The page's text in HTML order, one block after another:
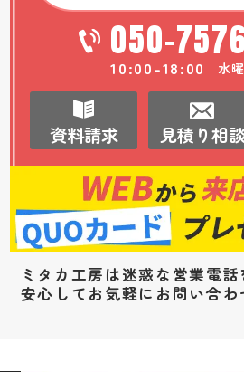
050-
10:00-18:00 水
資料請求 見積り相
ミタカ工房は迷惑な営業電話
安心してお気軽にお問い合わ